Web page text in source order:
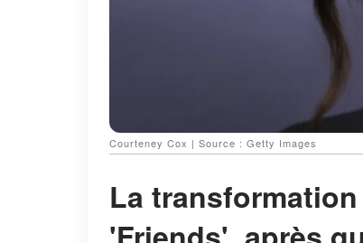
Courteney Cox | Source : Getty Images
La